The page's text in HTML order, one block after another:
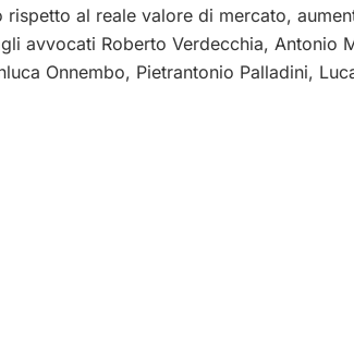
rispetto al reale valore di mercato,
avvocati Roberto Verdecchia, Antonio
Onnembo, Pietrantonio Palladini,